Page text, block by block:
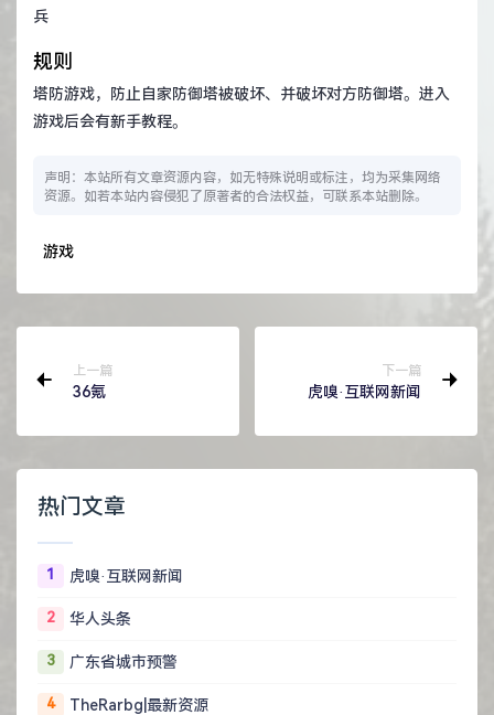
兵
规则
塔防游戏，防止自家防御塔被破坏、并破坏对方防御塔。进入
游戏后会有新手教程。
声明：本站所有文章资源内容，如无特殊说明或标注，均为采集网络
资源。如若本站内容侵犯了原著者的合法权益，可联系本站删除。
游戏
上一篇
36氪
下一篇
虎嗅·互联网新闻
热门文章
1 虎嗅·互联网新闻
2 华人头条
3 广东省城市预警
4 TheRarbg|最新资源